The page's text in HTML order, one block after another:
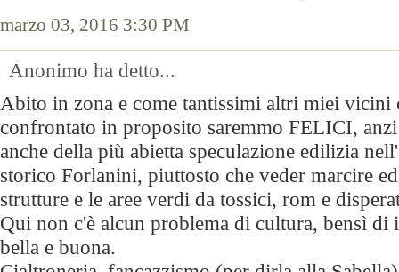
marzo 03, 2016 3:30 PM
Anonimo ha detto...
Abito in zona e come tantissimi altri miei vicini
confrontato in proposito saremmo FELICI,
anche della più abietta speculazione edilizia
storico Forlanini, piuttosto che veder marcire
strutture e le aree verdi da tossici, rom e
Qui non c'è alcun problema di cultura, bensì di
bella e buona.